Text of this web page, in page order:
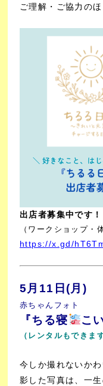
ご理解・ご協力の
出店者募集中です！
（ワークショップ・
https://x.gd/
5月11日(月)
赤ちゃんフォト
『ちる寝 こ
（レンタルもできま
今しか撮れないか
影した写真は、一